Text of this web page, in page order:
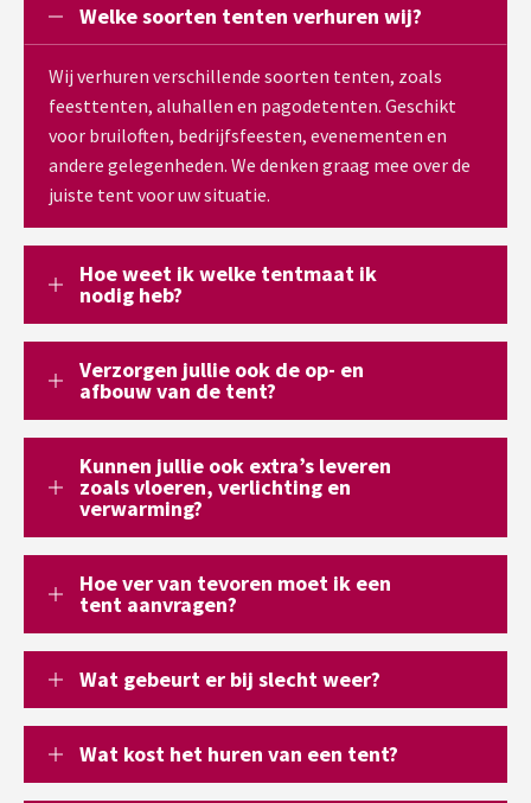
Welke soorten tenten verhuren wij?
Wij verhuren verschillende soorten tenten, zoals
feesttenten, aluhallen en pagodetenten. Geschikt
voor bruiloften, bedrijfsfeesten, evenementen en
andere gelegenheden. We denken graag mee over de
juiste tent voor uw situatie.
Hoe weet ik welke tentmaat ik
nodig heb?
Verzorgen jullie ook de op- en
afbouw van de tent?
Kunnen jullie ook extra’s leveren
zoals vloeren, verlichting en
verwarming?
Hoe ver van tevoren moet ik een
tent aanvragen?
Wat gebeurt er bij slecht weer?
Wat kost het huren van een tent?